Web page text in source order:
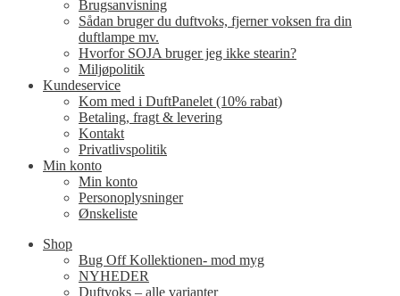
Brugsanvisning
Sådan bruger du duftvoks, fjerner voksen fra din
duftlampe mv.
Hvorfor SOJA bruger jeg ikke stearin?
Miljøpolitik
Kundeservice
Kom med i DuftPanelet (10% rabat)
Betaling, fragt & levering
Kontakt
Privatlivspolitik
Min konto
Min konto
Personoplysninger
Ønskeliste
Shop
Bug Off Kollektionen- mod myg
NYHEDER
Duftvoks – alle varianter